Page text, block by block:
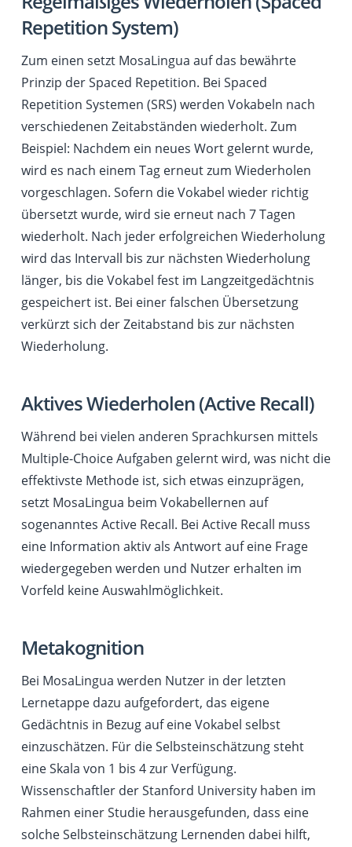
Repetition System)
Zum einen setzt MosaLingua auf das bewährte
Prinzip der Spaced Repetition. Bei Spaced
Repetition Systemen (SRS) werden Vokabeln nach
verschiedenen Zeitabständen wiederholt. Zum
Beispiel: Nachdem ein neues Wort gelernt wurde,
wird es nach einem Tag erneut zum Wiederholen
vorgeschlagen. Sofern die Vokabel wieder richtig
übersetzt wurde, wird sie erneut nach 7 Tagen
wiederholt. Nach jeder erfolgreichen Wiederholung
wird das Intervall bis zur nächsten Wiederholung
länger, bis die Vokabel fest im Langzeitgedächtnis
gespeichert ist. Bei einer falschen Übersetzung
verkürzt sich der Zeitabstand bis zur nächsten
Wiederholung.
Aktives Wiederholen (Active Recall)
Während bei vielen anderen Sprachkursen mittels
Multiple-Choice Aufgaben gelernt wird, was nicht die
effektivste Methode ist, sich etwas einzuprägen,
setzt MosaLingua beim Vokabellernen auf
sogenanntes Active Recall. Bei Active Recall muss
eine Information aktiv als Antwort auf eine Frage
wiedergegeben werden und Nutzer erhalten im
Vorfeld keine Auswahlmöglichkeit.
Metakognition
Bei MosaLingua werden Nutzer in der letzten
Lernetappe dazu aufgefordert, das eigene
Gedächtnis in Bezug auf eine Vokabel selbst
einzuschätzen. Für die Selbsteinschätzung steht
eine Skala von 1 bis 4 zur Verfügung.
Wissenschaftler der Stanford University haben im
Rahmen einer Studie herausgefunden, dass eine
solche Selbsteinschätzung Lernenden dabei hilft,